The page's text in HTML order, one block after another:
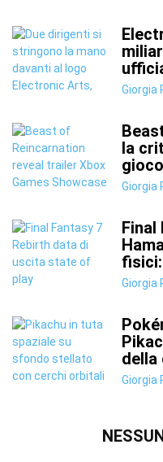
Giorgia
la
Giorgia
Final
fisici:
Giorgia
della
Giorgia